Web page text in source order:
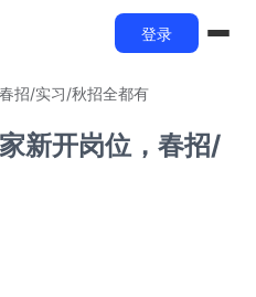
登录
招/实习/秋招全都有
新开岗位，春招/